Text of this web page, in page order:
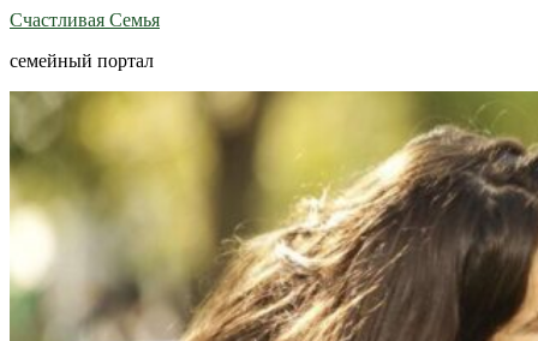
Счастливая Семья
семейный портал